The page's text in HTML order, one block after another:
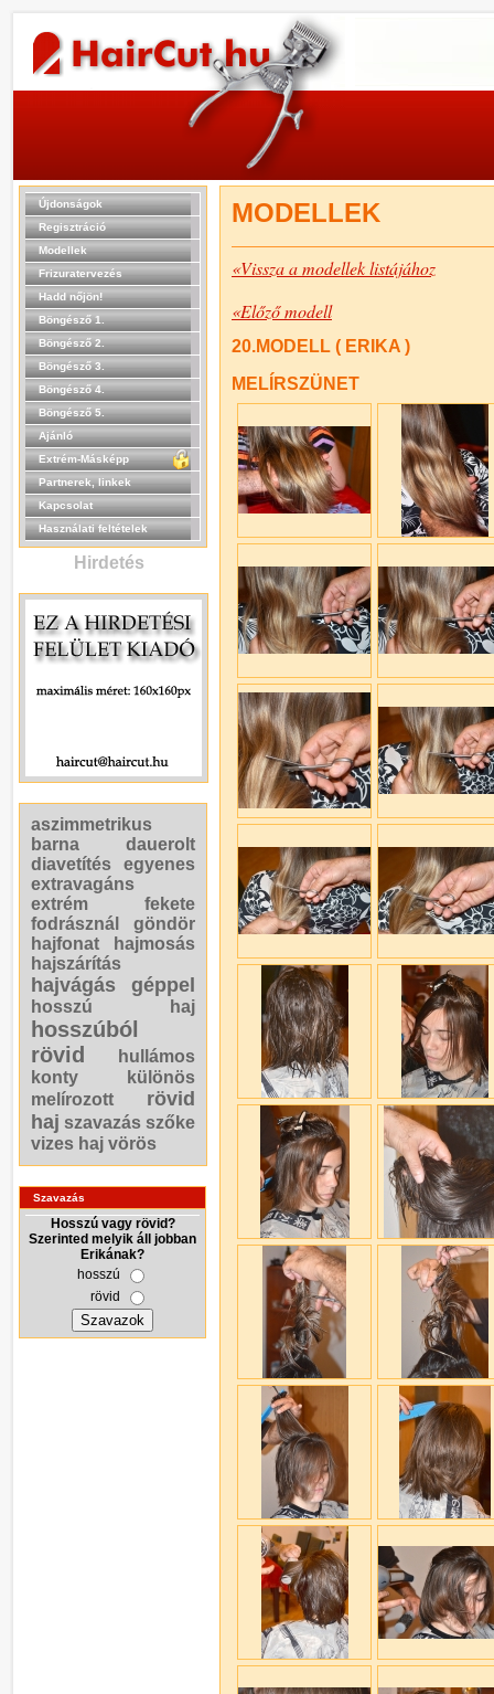
Újdonságok
Regisztráció
Modellek
Frizuratervezés
Hadd nőjön!
Böngésző 1.
Böngésző 2.
Böngésző 3.
Böngésző 4.
Böngésző 5.
Ajánló
Extrém-Másképp
Partnerek, linkek
Kapcsolat
Használati feltételek
Hirdetés
aszimmetrikus
barna
dauerolt
diavetítés
egyenes
extravagáns
extrém
fekete
fodrásznál
göndör
hajfonat
hajmosás
hajszárítás
hajvágás géppel
hosszú haj
hosszúból
rövid
hullámos
konty
különös
melírozott
rövid
haj szavazás szőke
vizes haj vörös
Szavazás
Hosszú vagy rövid?
Szerinted melyik áll jobban
Erikának?
hosszú
rövid
MODELLEK
«Vissza a modellek listájához
«Előző modell
20.MODELL ( ERIKA )
MELÍRSZÜNET